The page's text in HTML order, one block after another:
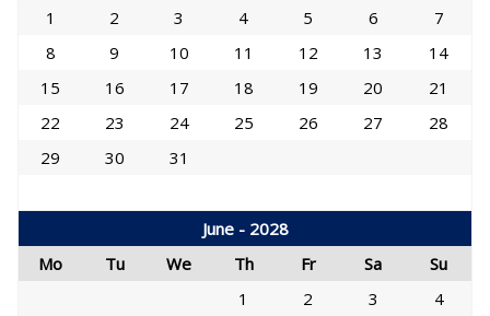
1
2 3 4 5 6
7
8
9 10 11 12 13
14
15
16 17 18 19 20
21
22
23 24 25 26 27
28
29
30 31
June - 2028
Mo
Tu We Th Fr Sa
Su
1
2 3 4